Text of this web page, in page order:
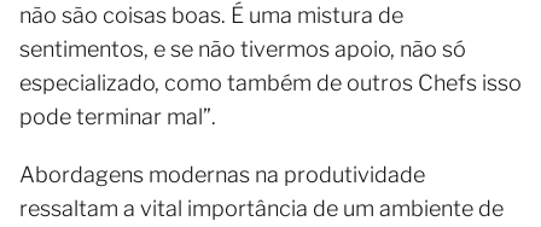
não são coisas boas. É uma mistura de
sentimentos, e se não tivermos apoio, não só
especializado, como também de outros Chefs isso
pode terminar mal”.
Abordagens modernas na produtividade
ressaltam a vital importância de um ambiente de